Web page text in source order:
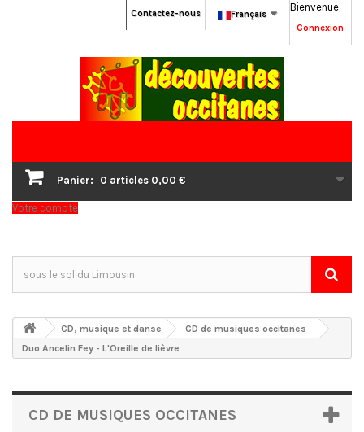
Bienvenue,
Connexion
Français
Contactez-nous
Panier: 0 articles 0,00 €
Votre compte
CD, musique et danse
CD de musiques occitanes
Duo Ancelin Fey - L'Oreille de lièvre
CD DE MUSIQUES OCCITANES